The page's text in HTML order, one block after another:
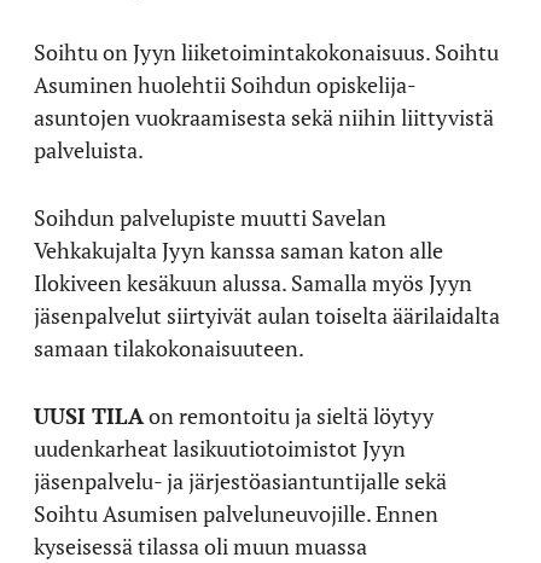
Soihtu on Jyyn liiketoimintakokonaisuus. Soihtu
Asuminen huolehtii Soihdun opiskelija-
asuntojen vuokraamisesta sekä niihin liittyvistä
palveluista.
Soihdun palvelupiste muutti Savelan
Vehkakujalta Jyyn kanssa saman katon alle
Ilokiveen kesäkuun alussa. Samalla myös Jyyn
jäsenpalvelut siirtyivät aulan toiselta äärilaidalta
samaan tilakokonaisuuteen.
UUSI TILAon remontoitu ja sieltä löytyy
uudenkarheat lasikuutiotoimistot Jyyn
jäsenpalvelu- ja järjestöasiantuntijalle sekä
Soihtu Asumisen palveluneuvojille. Ennen
kyseisessä tilassa oli muun muassa